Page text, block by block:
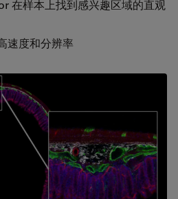
在样本上找到感兴趣区域的直观
速度和分辨率